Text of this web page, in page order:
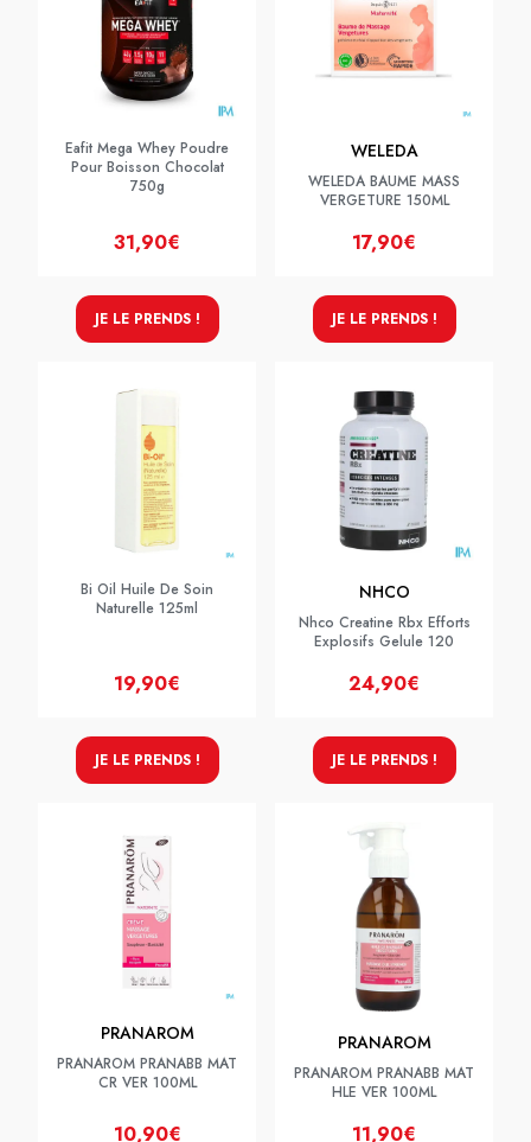
Eafit Mega Whey Poudre
Pour Boisson Chocolat
750g
31,90€
JE LE PRENDS !
WELEDA
WELEDA BAUME MASS
VERGETURE 150ML
17,90€
JE LE PRENDS !
Bi Oil Huile De Soin
Naturelle 125ml
19,90€
JE LE PRENDS !
NHCO
Nhco Creatine Rbx Efforts
Explosifs Gelule 120
24,90€
JE LE PRENDS !
PRANAROM
PRANAROM PRANABB MAT
CR VER 100ML
10,90€
PRANAROM
PRANAROM PRANABB MAT
HLE VER 100ML
11,90€